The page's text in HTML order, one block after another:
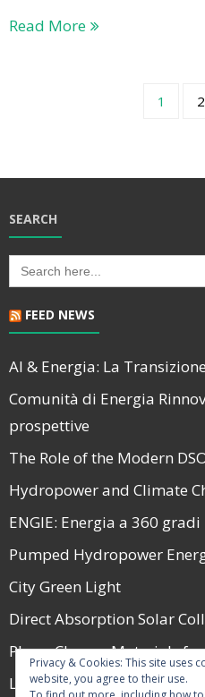
Read More
1 2
SEARCH
Search
for:
FEED NEWS
AI & Energia: La
Comunità di Energia
prospettive
The Role of the Modern
Hydropower and Climate
ENGIE: Energia a 360 gradi
Pumped Hydropower
City Green Light
Direct Absorption Solar
Phase Change Materials
La Guerra e il Mercato
Privacy & Cookies: This site uses
website, you agree to their use.